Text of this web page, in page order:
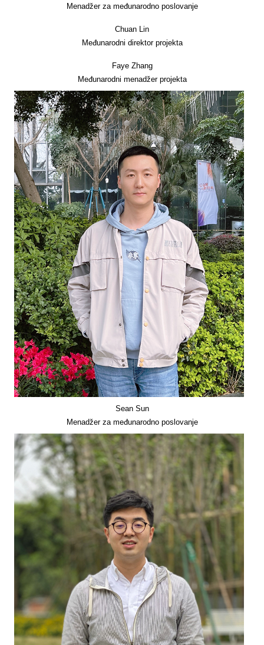
Menadžer za međunarodno poslovanje
Chuan Lin
Međunarodni direktor projekta
Faye Zhang
Međunarodni menadžer projekta
Sean Sun
Menadžer za međunarodno poslovanje